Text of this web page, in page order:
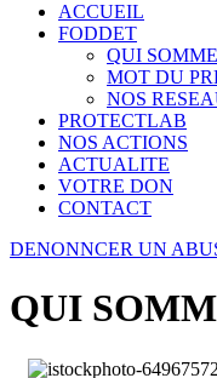
ACCUEIL
FODDET
QUI
MOT DU
NOS
PROTECTLAB
NOS ACTIONS
ACTUALITE
VOTRE DON
CONTACT
DENONNCER UN
QUI